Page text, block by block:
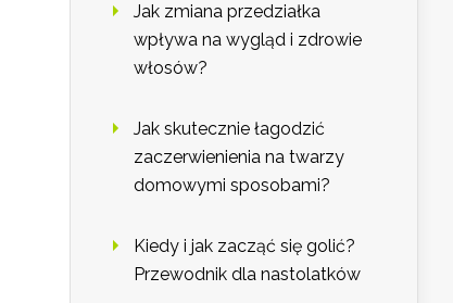
Jak zmiana przedziałka
wpływa na wygląd i zdrowie
włosów?
Jak skutecznie łagodzić
zaczerwienienia na twarzy
domowymi sposobami?
Kiedy i jak zacząć się golić?
Przewodnik dla nastolatków